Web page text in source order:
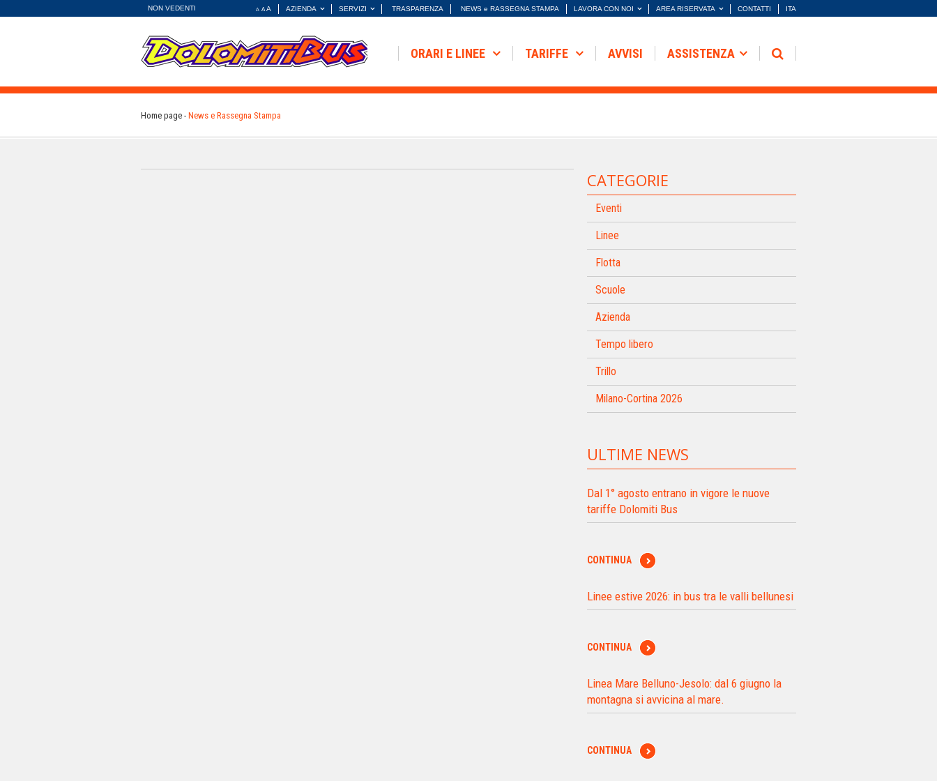
NON VEDENTI A A A AZIENDA SERVIZI TRASPARENZA NEWS e RASSEGNA STAMPA LAVORA CON NOI AREA RISERVATA CONTATTI ITA
ORARI E LINEE TARIFFE AVVISI ASSISTENZA
Home page News e Rassegna Stampa
CATEGORIE
Eventi
Linee
Flotta
Scuole
Azienda
Tempo libero
Trillo
Milano-Cortina 2026
ULTIME NEWS
Dal 1° agosto entrano in vigore le nuove
tariffe Dolomiti Bus
CONTINUA
Linee estive 2026: in bus tra le valli bellunesi
CONTINUA
Linea Mare Belluno-Jesolo: dal 6 giugno la
montagna si avvicina al mare.
CONTINUA